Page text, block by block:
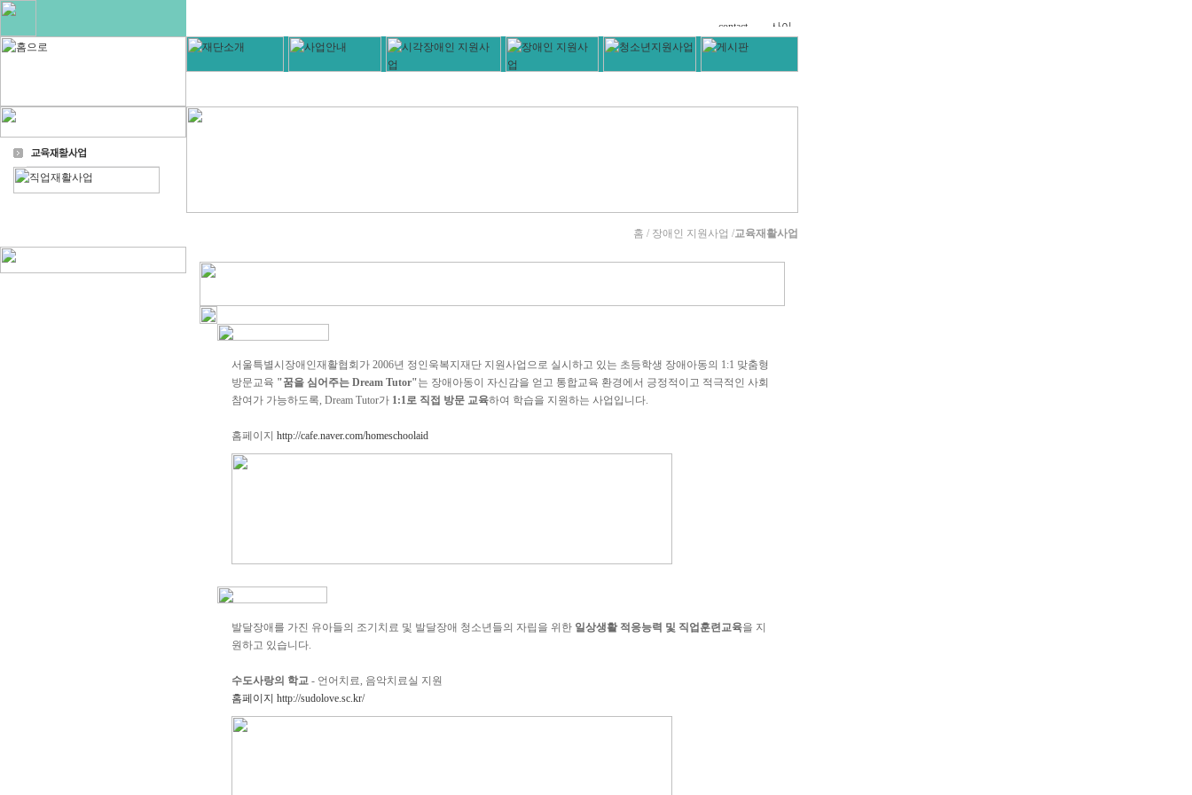
홈 / 장애인 지원사업 /교육재활사업
서울특별시장애인재활협회가 2006년 정인욱복지재단 지원사업으로 실시하고 있는 초등학생 장애아동의 1:1 맞춤형
방문교육 "꿈을 심어주는 Dream Tutor"는 장애아동이 자신감을 얻고 통합교육 환경에서 긍정적이고 적극적인 사회
참여가 가능하도록, Dream Tutor가 1:1로 직접 방문 교육하여 학습을 지원하는 사업입니다.
홈페이지 http://cafe.naver.com/homeschoolaid
발달장애를 가진 유아들의 조기치료 및 발달장애 청소년들의 자립을 위한 일상생활 적응능력 및 직업훈련교육을 지
원하고 있습니다.
수도사랑의 학교 - 언어치료, 음악치료실 지원
홈페이지 http://sudolove.sc.kr/